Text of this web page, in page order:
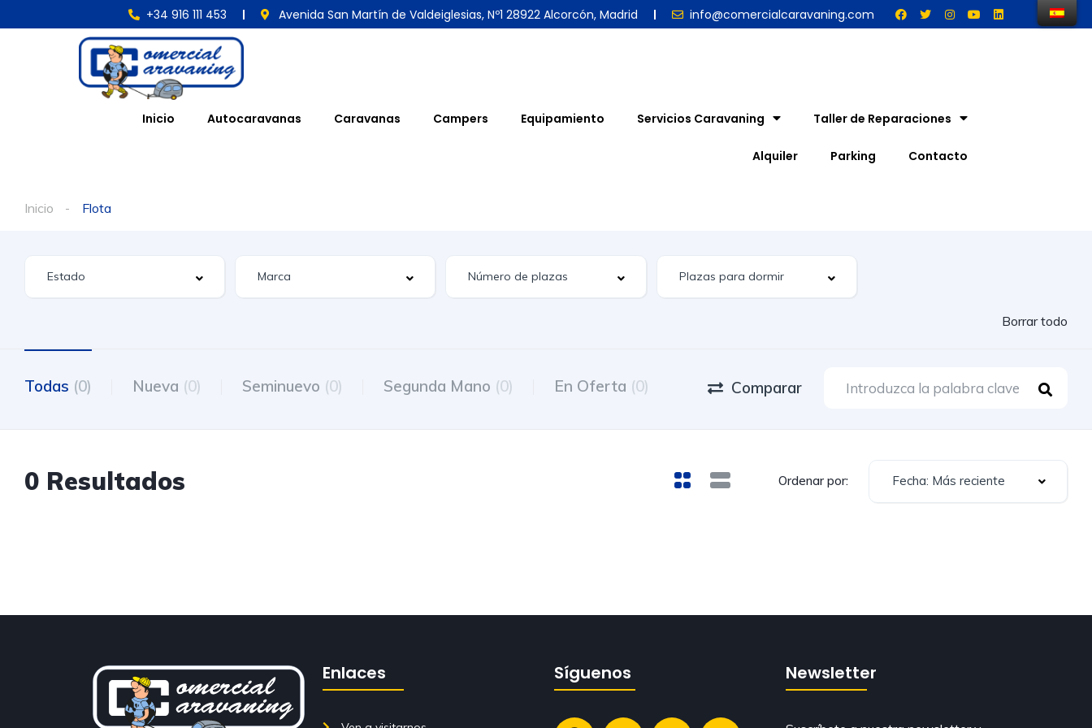
+34 916 111 453 Avenida San Martín de Valdeiglesias, Nº1 28922 Alcorcón, Madrid info@comercialcaravaning.com
Inicio Autocaravanas Caravanas Campers Equipamiento Servicios Caravaning Taller de Reparaciones
Alquiler Parking Contacto
Inicio Flota
Borrar todo
Todas (0) Nueva (0) Seminuevo (0) Segunda Mano (0) En Oferta (0) Comparar
0 Resultados Ordenar por: Fecha: Más reciente
Enlaces Síguenos Newsletter